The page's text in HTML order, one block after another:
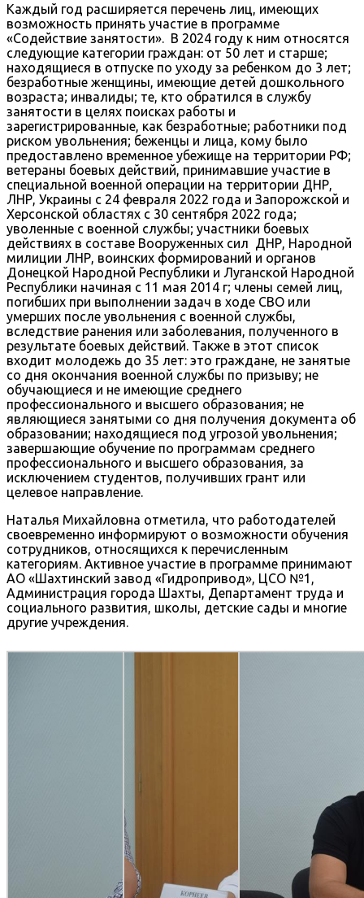
Каждый год расширяется перечень лиц, имеющих
возможность принять участие в программе
«Содействие занятости». В 2024 году к ним относятся
следующие категории граждан: от 50 лет и старше;
находящиеся в отпуске по уходу за ребенком до 3 лет;
безработные женщины, имеющие детей дошкольного
возраста; инвалиды; те, кто обратился в службу
занятости в целях поисках работы и
зарегистрированные, как безработные; работники под
риском увольнения; беженцы и лица, кому было
предоставлено временное убежище на территории РФ;
ветераны боевых действий, принимавшие участие в
специальной военной операции на территории ДНР,
ЛНР, Украины с 24 февраля 2022 года и Запорожской и
Херсонской областях с 30 сентября 2022 года;
уволенные с военной службы; участники боевых
действиях в составе Вооруженных сил ДНР, Народной
милиции ЛНР, воинских формирований и органов
Донецкой Народной Республики и Луганской Народной
Республики начиная с 11 мая 2014 г; члены семей лиц,
погибших при выполнении задач в ходе СВО или
умерших после увольнения с военной службы,
вследствие ранения или заболевания, полученного в
результате боевых действий. Также в этот список
входит молодежь до 35 лет: это граждане, не занятые
со дня окончания военной службы по призыву; не
обучающиеся и не имеющие среднего
профессионального и высшего образования; не
являющиеся занятыми со дня получения документа об
образовании; находящиеся под угрозой увольнения;
завершающие обучение по программам среднего
профессионального и высшего образования, за
исключением студентов, получивших грант или
целевое направление.
Наталья Михайловна отметила, что работодателей
своевременно информируют о возможности обучения
сотрудников, относящихся к перечисленным
категориям. Активное участие в программе принимают
АО «Шахтинский завод «Гидропривод», ЦСО №1,
Администрация города Шахты, Департамент труда и
социального развития, школы, детские сады и многие
другие учреждения.